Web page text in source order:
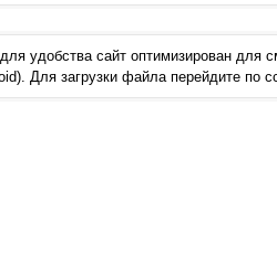
удобства сайт оптимизирован для
Для загрузки файла перейдите по